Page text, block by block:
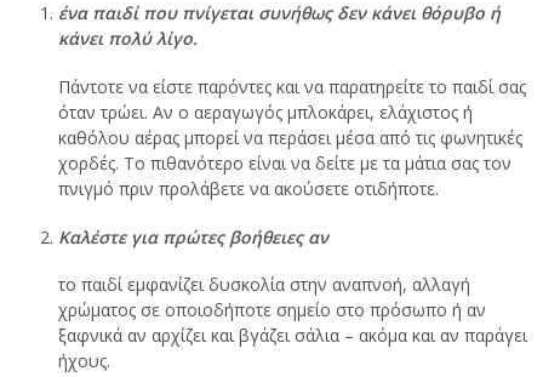
ένα παιδί που πνίγεται συνήθως δεν κάνει θόρυβο ή
κάνει πολύ λίγο.
Πάντοτε να είστε παρόντες και να παρατηρείτε το παιδί σας
όταν τρώει. Αν ο αεραγωγός μπλοκάρει, ελάχιστος ή
καθόλου αέρας μπορεί να περάσει μέσα από τις φωνητικές
χορδές. Το πιθανότερο είναι να δείτε με τα μάτια σας τον
πνιγμό πριν προλάβετε να ακούσετε οτιδήποτε.
Καλέστε για πρώτες βοήθειες αν
το παιδί εμφανίζει δυσκολία στην αναπνοή, αλλαγή
χρώματος σε οποιοδήποτε σημείο στο πρόσωπο ή αν
ξαφνικά αν αρχίζει και βγάζει σάλια – ακόμα και αν παράγει
ήχους.